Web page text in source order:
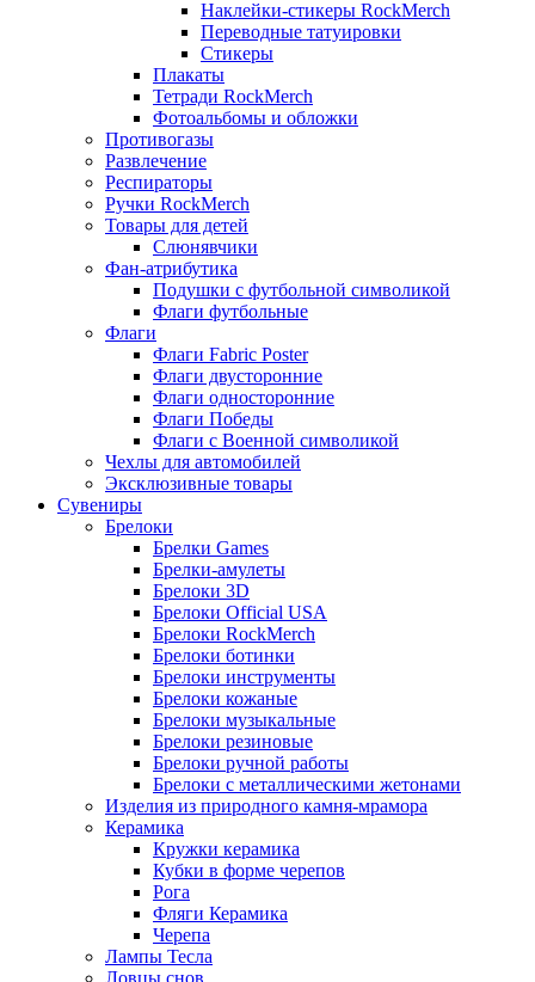
Наклейки-стикеры RockMerch
Переводные татуировки
Стикеры
Плакаты
Тетради RockMerch
Фотоальбомы и обложки
Противогазы
Развлечение
Респираторы
Ручки RockMerch
Товары для детей
Слюнявчики
Фан-атрибутика
Подушки с футбольной символикой
Флаги футбольные
Флаги
Флаги Fabric Poster
Флаги двусторонние
Флаги односторонние
Флаги Победы
Флаги с Военной символикой
Чехлы для автомобилей
Эксклюзивные товары
Сувениры
Брелоки
Брелки Games
Брелки-амулеты
Брелоки 3D
Брелоки Official USA
Брелоки RockMerch
Брелоки ботинки
Брелоки инструменты
Брелоки кожаные
Брелоки музыкальные
Брелоки резиновые
Брелоки ручной работы
Брелоки с металлическими жетонами
Изделия из природного камня-мрамора
Керамика
Кружки керамика
Кубки в форме черепов
Рога
Фляги Керамика
Черепа
Лампы Тесла
Ловцы снов